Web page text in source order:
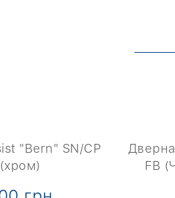
"Bern" SN/CP
(хром)
FB